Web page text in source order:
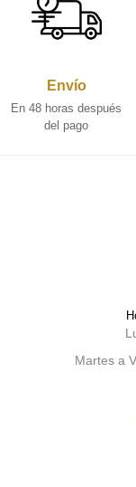
Envío
En 48 horas después
del pago
Martes a